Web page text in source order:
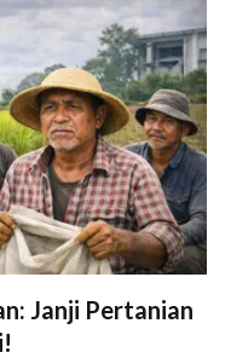
Janji Pertanian